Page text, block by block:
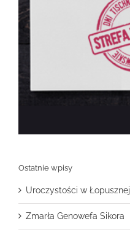
Ostatnie wpisy
Uroczystości w Łopusznej
Zmarła Genowefa Sikora